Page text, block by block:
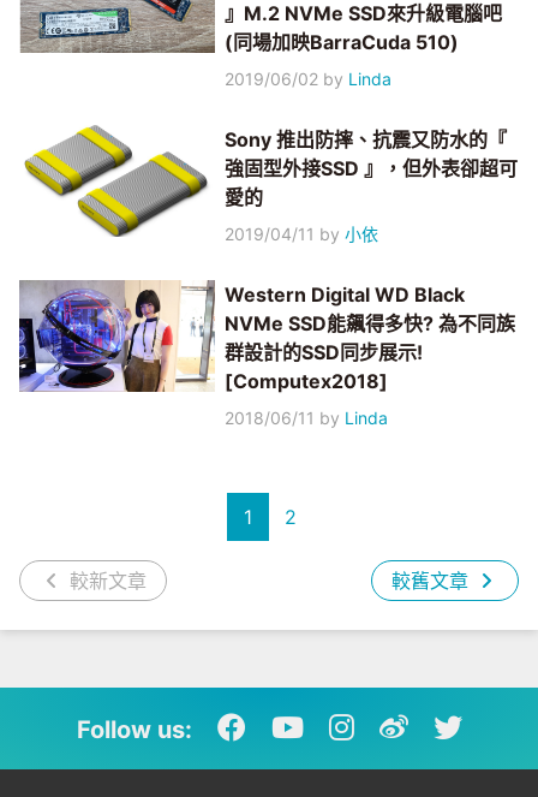
』M.2 NVMe SSD來升級電腦吧
(同場加映BarraCuda 510)
2019/06/02 by Linda
Sony 推出防摔、抗震又防水的『
強固型外接SSD 』，但外表卻超可
愛的
2019/04/11 by小依
Western Digital WD Black
NVMe SSD能飆得多快? 為不同族
群設計的SSD同步展示!
[Computex2018]
2018/06/11 by Linda
較新文章
1 2
較舊文章
Follow us: